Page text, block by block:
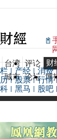
台湾 评论 财
城市 论坛 博
产经 消费
股票 行情
黑马 股吧